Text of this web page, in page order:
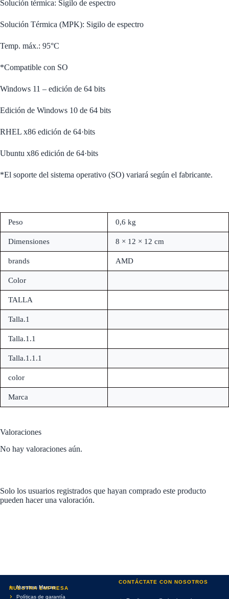
Solución térmica: Sigilo de espectro
Solución Térmica (MPK): Sigilo de espectro
Temp. máx.: 95°C
*Compatible con SO
Windows 11 – edición de 64 bits
Edición de Windows 10 de 64 bits
RHEL x86 edición de 64·bits
Ubuntu x86 edición de 64·bits
*El soporte del sistema operativo (SO) variará según el fabricante.
Peso 0,6 kg
Dimensiones 8 × 12 × 12 cm
brands AMD
Color
TALLA
Talla.1
Talla.1.1
Talla.1.1.1
color
Marca
Valoraciones
No hay valoraciones aún.
Solo los usuarios registrados que hayan comprado este producto
pueden hacer una valoración.
NUESTRA EMPRESA
Nuestras Marcas
Políticas de garantía
CONTÁCTATE CON NOSOTROS